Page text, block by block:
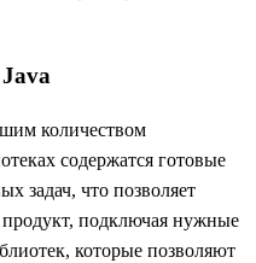
количеством
содержатся готовые
задач, что позволяет
продукт, подключая нужные
которые позволяют